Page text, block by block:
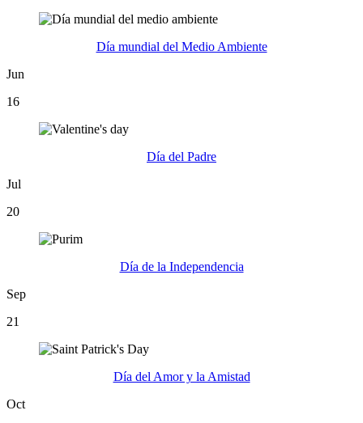
Día mundial del Medio Ambiente
Jun
16
Día del Padre
Jul
20
Día de la Independencia
Sep
21
Día del Amor y la Amistad
Oct